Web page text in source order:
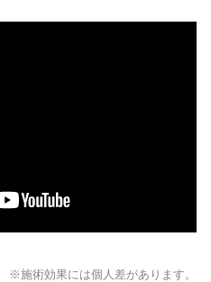
※施術効果には個人差があります。